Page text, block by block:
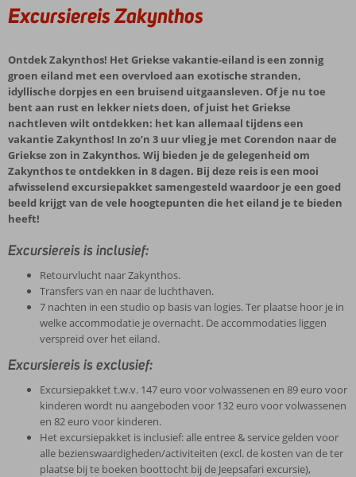
Excursiereis Zakynthos
Ontdek Zakynthos! Het Griekse vakantie-eiland is een zonnig
groen eiland met een overvloed aan exotische stranden,
idyllische dorpjes en een bruisend uitgaansleven. Of je nu toe
bent aan rust en lekker niets doen, of juist het Griekse
nachtleven wilt ontdekken: het kan allemaal tijdens een
vakantie Zakynthos! In zo’n 3 uur vlieg je met Corendon naar de
Griekse zon in Zakynthos. Wij bieden je de gelegenheid om
Zakynthos te ontdekken in 8 dagen. Bij deze reis is een mooi
afwisselend excursiepakket samengesteld waardoor je een goed
beeld krijgt van de vele hoogtepunten die het eiland je te bieden
heeft!
Excursiereis is inclusief:
Retourvlucht naar Zakynthos.
Transfers van en naar de luchthaven.
7 nachten in een studio op basis van logies. Ter plaatse hoor je in
welke accommodatie je overnacht. De accommodaties liggen
verspreid over het eiland.
Excursiereis is exclusief:
Excursiepakket t.w.v. 147 euro voor volwassenen en 89 euro voor
kinderen wordt nu aangeboden voor 132 euro voor volwassenen
en 82 euro voor kinderen.
Het excursiepakket is inclusief: alle entree & service gelden voor
alle bezienswaardigheden/activiteiten (excl. de kosten van de ter
plaatse bij te boeken boottocht bij de Jeepsafari excursie),